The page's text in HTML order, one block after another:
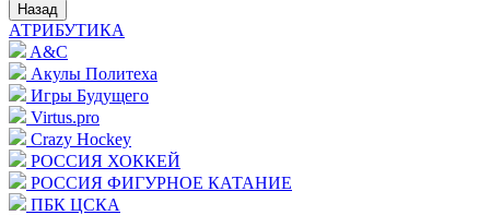
Назад
АТРИБУТИКА
A&C
Акулы Политеха
Игры Будущего
Virtus.pro
Crazy Hockey
РОССИЯ ХОККЕЙ
РОССИЯ ФИГУРНОЕ КАТАНИЕ
ПБК ЦСКА